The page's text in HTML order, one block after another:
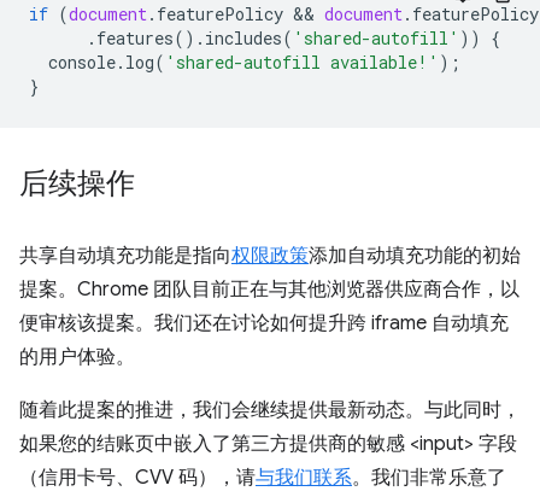
if (document . featurePolicy && document . featurePolicy
. features(). includes( 'shared-autofill' ))
{
console. log( 'shared-autofill available!' );
}
后续操作
共享自动填充功能是指向权限政策添加自动填充功能的初始
提案。Chrome 团队目前正在与其他浏览器供应商合作，以
便审核该提案。我们还在讨论如何提升跨 iframe 自动填充
的用户体验。
随着此提案的推进，我们会继续提供最新动态。与此同时，
如果您的结账页中嵌入了第三方提供商的敏感 <input> 字段
（信用卡号、CVV 码），请与我们联系。我们非常乐意了